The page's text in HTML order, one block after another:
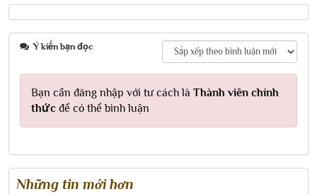
Ý kiến bạn đọc
Bạn cần đăng nhập với tư cách là Thành viên chính
thức để có thể bình luận
Những tin mới hơn